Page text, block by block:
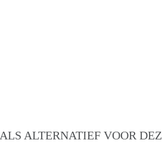
ALS ALTERNATIEF VOOR